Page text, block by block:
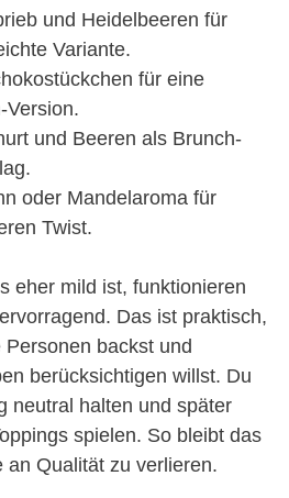
und Heidelbeeren für
Variante.
für eine
Version.
und Beeren als Brunch-
oder Mandelaroma für
Twist.
eher mild ist, funktionieren
Das ist praktisch,
backst und
berücksichtigen willst. Du
neutral halten und später
spielen. So bleibt das
an Qualität zu verlieren.